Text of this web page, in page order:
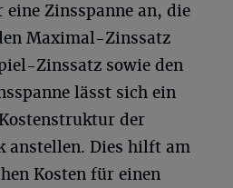
eine Zinsspanne an, die
Maximal-Zinssatz
Zinssatz sowie den
lässt sich ein
der
anstellen. Dies hilft am
Kosten für einen